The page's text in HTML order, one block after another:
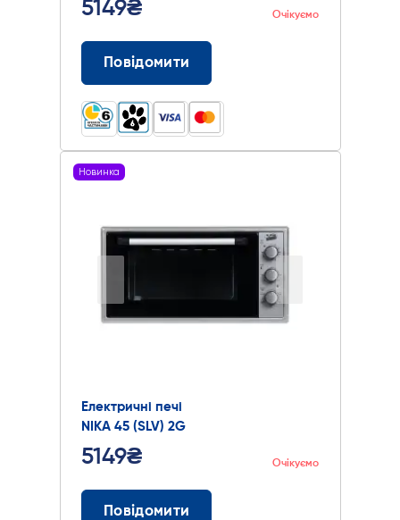
5149₴ Очікуємо
Повідомити
Новинка
Електричні печі
NIKA 45 (SLV) 2G
5149₴ Очікуємо
Повідомити